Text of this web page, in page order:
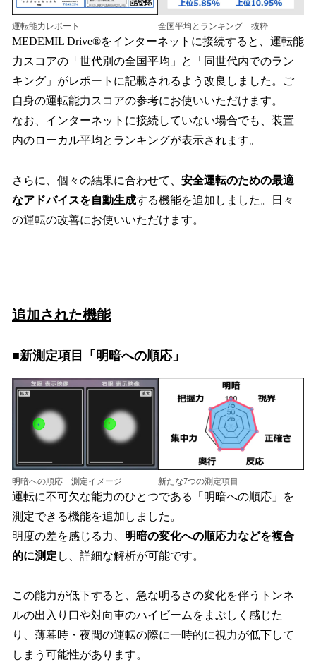
運転能力レポート 全国平均とランキング 抜粋
MEDEMIL Drive®をインターネットに接続すると、運転能
力スコアの「世代別の全国平均」と「同世代内でのラン
キング」がレポートに記載されるよう改良しました。ご
自身の運転能力スコアの参考にお使いいただけます。
なお、インターネットに接続していない場合でも、装置
内のローカル平均とランキングが表示されます。
さらに、個々の結果に合わせて、 安全運転のための最適
なアドバイスを自動生成する機能を追加しました。日々
の運転の改善にお使いいただけます。
追加された機能
■新測定項目「明暗への順応」
明暗への順応 測定イメージ 新たな7つの測定項目
運転に不可欠な能力のひとつである「明暗への順応」を
測定できる機能を追加しました。
明度の差を感じる力、 明暗の変化への順応力などを複合
的に測定 し、詳細な解析が可能です。
この能力が低下すると、急な明るさの変化を伴うトンネ
ルの出入り口や対向車のハイビームをまぶしく感じた
り、薄暮時・夜間の運転の際に一時的に視力が低下して
しまう可能性があります。